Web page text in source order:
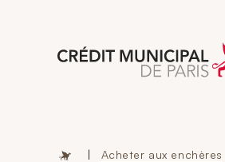
| Acheter aux enchères